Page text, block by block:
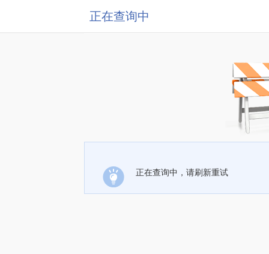
正在查询中
正在查询中，请刷新重试